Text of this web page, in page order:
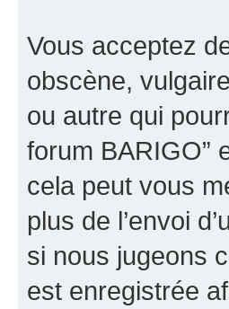
Vous acceptez
obscène,
ou autre qui
forum BARIGO”
cela peut vous
plus de l’envoi
si nous jugeons
est enregistrée